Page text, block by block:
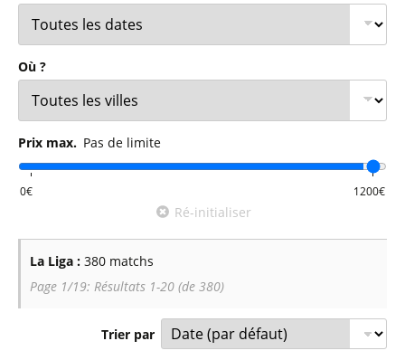
Où ?
Prix max. Pas de limite
Ré-initialiser
La Liga : 380 matchs
Page 1/19: Résultats 1-20 (de 380)
Trier par